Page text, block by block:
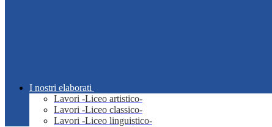
I nostri elaborati
Lavori -Liceo artistico-
Lavori -Liceo classico-
Lavori -Liceo linguistico-